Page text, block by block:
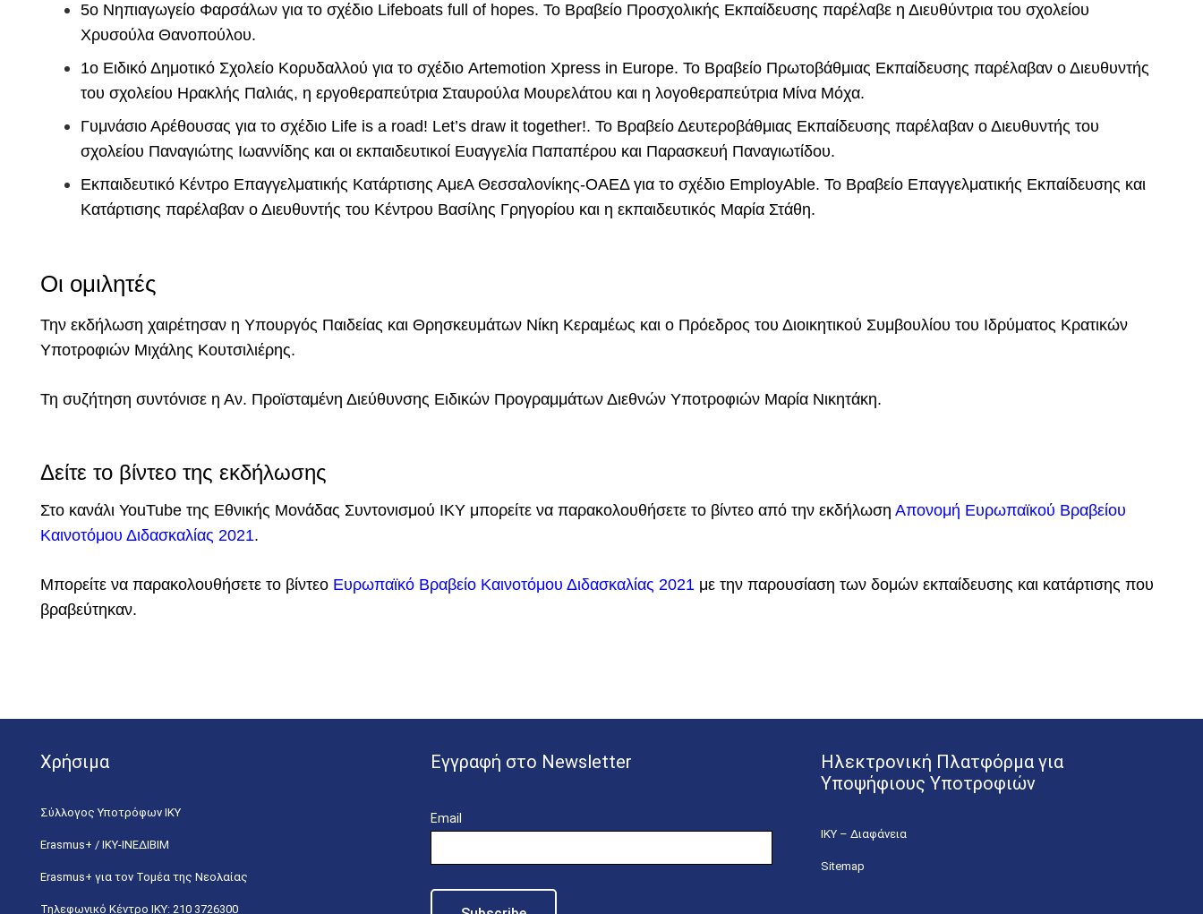
5o Νηπιαγωγείο Φαρσάλων για το σχέδιο Lifeboats full of hopes. Το Βραβείο Προσχολικής Εκπαίδευσης παρέλαβε η Διευθύντρια του σχολείου
Χρυσούλα Θανοπούλου.
1o Ειδικό Δημοτικό Σχολείο Κορυδαλλού για το σχέδιο Artemotion Xpress in Europe. Το Βραβείο Πρωτοβάθμιας Εκπαίδευσης παρέλαβαν ο Διευθυντής
του σχολείου Ηρακλής Παλιάς, η εργοθεραπεύτρια Σταυρούλα Μουρελάτου και η λογοθεραπεύτρια Μίνα Μόχα.
Γυμνάσιο Αρέθουσας για το σχέδιο Life is a road! Let’s draw it together!. Το Βραβείο Δευτεροβάθμιας Εκπαίδευσης παρέλαβαν ο Διευθυντής του
σχολείου Παναγιώτης Ιωαννίδης και οι εκπαιδευτικοί Ευαγγελία Παπαπέρου και Παρασκευή Παναγιωτίδου.
Εκπαιδευτικό Κέντρο Επαγγελματικής Κατάρτισης ΑμεΑ Θεσσαλονίκης-ΟΑΕΔ για το σχέδιο EmployAble. Το Βραβείο Επαγγελματικής Εκπαίδευσης και
Κατάρτισης παρέλαβαν ο Διευθυντής του Κέντρου Βασίλης Γρηγορίου και η εκπαιδευτικός Μαρία Στάθη.
Οι ομιλητές
Την εκδήλωση χαιρέτησαν η Υπουργός Παιδείας και Θρησκευμάτων Νίκη Κεραμέως και ο Πρόεδρος του Διοικητικού Συμβουλίου του Ιδρύματος Κρατικών
Υποτροφιών Μιχάλης Κουτσιλιέρης.
Τη συζήτηση συντόνισε η Αν. Προϊσταμένη Διεύθυνσης Ειδικών Προγραμμάτων Διεθνών Υποτροφιών Μαρία Νικητάκη.
Δείτε το βίντεο της εκδήλωσης
Στο κανάλι YouTube της Εθνικής Μονάδας Συντονισμού ΙΚΥ μπορείτε να παρακολουθήσετε το βίντεο από την εκδήλωση Απονομή Ευρωπαϊκού Βραβείου
Καινοτόμου Διδασκαλίας 2021.
Μπορείτε να παρακολουθήσετε το βίντεο Ευρωπαϊκό Βραβείο Καινοτόμου Διδασκαλίας 2021 με την παρουσίαση των δομών εκπαίδευσης και κατάρτισης που
βραβεύτηκαν.
Χρήσιμα
Σύλλογος Υποτρόφων ΙΚΥ
Erasmus+ / ΙΚΥ-ΙΝΕΔΙΒΙΜ
Erasmus+ για τον Τομέα της Νεολαίας
Τηλεφωνικό Κέντρο IKY: 210 3726300
Εγγραφή στο Newsletter
Email
Ηλεκτρονική Πλατφόρμα για
Υποψήφιους Υποτροφιών
ΙΚΥ – Διαφάνεια
Sitemap